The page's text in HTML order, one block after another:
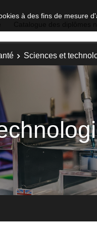
à des fins de mesure
Sciences et